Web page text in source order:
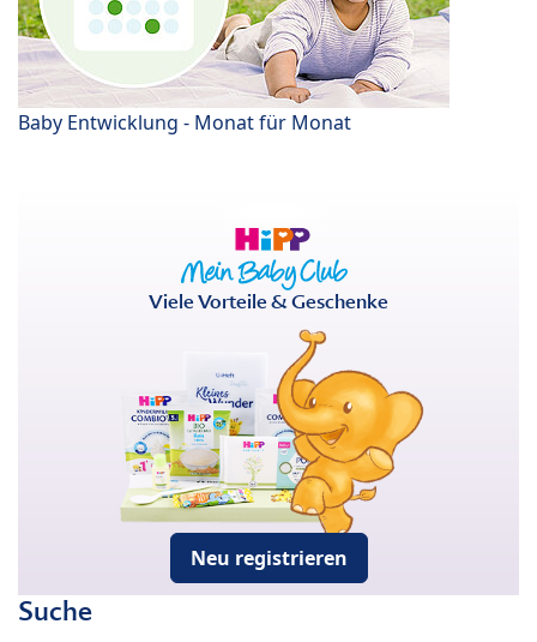
Baby Entwicklung - Monat für Monat
Viele Vorteile & Geschenke
Neu registrieren
Suche